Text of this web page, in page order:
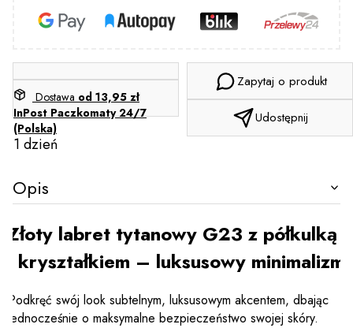
Dostawa od 13,95 zł
InPost Paczkomaty 24/7
(Polska)
1 dzień
Zapytaj o produkt
Udostępnij
Opis
Złoty labret tytanowy G23 z półkulką
i kryształkiem – luksusowy minimalizm
Podkręć swój look subtelnym, luksusowym akcentem, dbając
jednocześnie o maksymalne bezpieczeństwo swojej skóry.